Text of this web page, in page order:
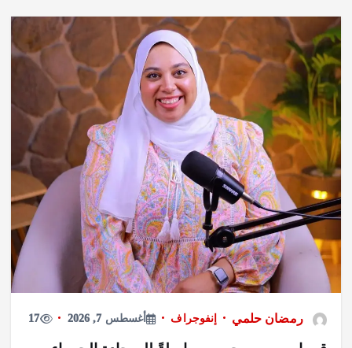
التحرير:مني أمين
رمضان حلمي إنفوجراف أغسطس 7, 2026 17